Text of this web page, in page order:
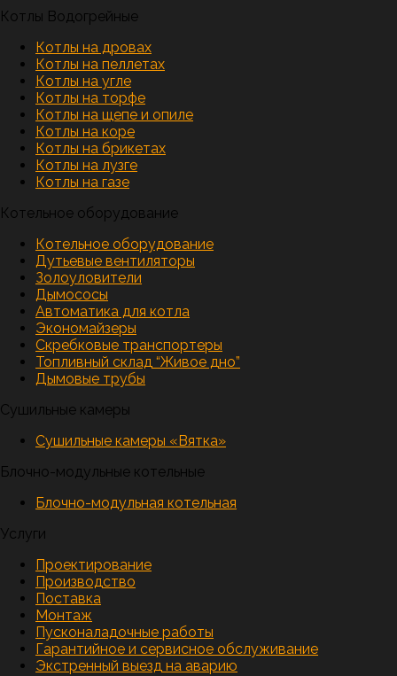
Котлы Водогрейные
Котлы на дровах
Котлы на пеллетах
Котлы на угле
Котлы на торфе
Котлы на щепе и опиле
Котлы на коре
Котлы на брикетах
Котлы на лузге
Котлы на газе
Котельное оборудование
Котельное оборудование
Дутьевые вентиляторы
Золоуловители
Дымососы
Автоматика для котла
Экономайзеры
Скребковые транспортеры
Топливный склад “Живое дно”
Дымовые трубы
Сушильные камеры
Сушильные камеры «Вятка»
Блочно-модульные котельные
Блочно-модульная котельная
Услуги
Проектирование
Производство
Поставка
Монтаж
Пусконаладочные работы
Гарантийное и сервисное обслуживание
Экстренный выезд на аварию